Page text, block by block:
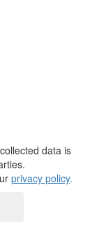
data is
privacy policy.